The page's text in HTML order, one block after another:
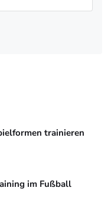
trainieren
im Fußball